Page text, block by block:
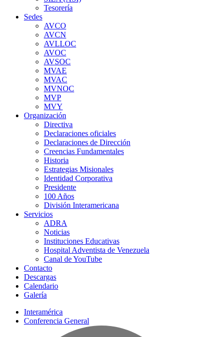
Tesorería
Sedes
AVCO
AVCN
AVLLOC
AVOC
AVSOC
MVAE
MVAC
MVNOC
MVP
MVY
Organización
Directiva
Declaraciones oficiales
Declaraciones de Dirección
Creencias Fundamentales
Historia
Estrategias Misionales
Identidad Corporativa
Presidente
100 Años
División Interamericana
Servicios
ADRA
Noticias
Instituciones Educativas
Hospital Adventista de Venezuela
Canal de YouTube
Contacto
Descargas
Calendario
Galería
Interamérica
Conferencia General